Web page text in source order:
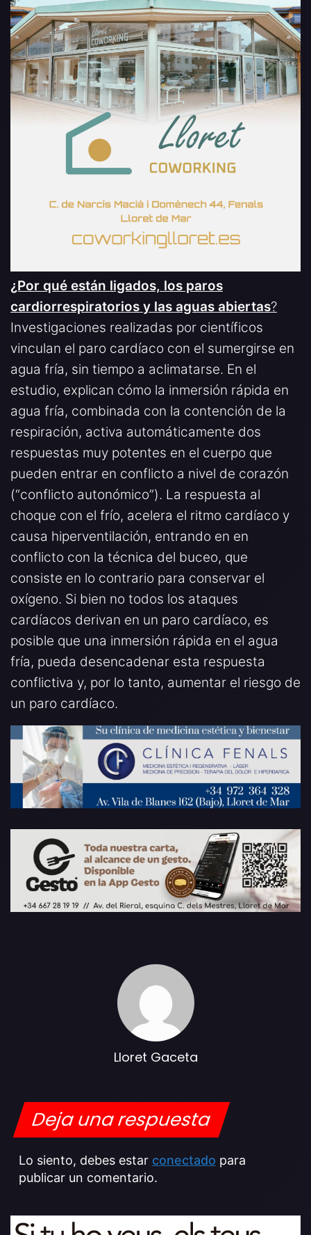
¿Por qué están ligados, los paros
cardiorrespiratorios y las aguas abiertas?
Investigaciones realizadas por científicos
vinculan el paro cardíaco con el sumergirse en
agua fría, sin tiempo a aclimatarse. En el
estudio, explican cómo la inmersión rápida en
agua fría, combinada con la contención de la
respiración, activa automáticamente dos
respuestas muy potentes en el cuerpo que
pueden entrar en conflicto a nivel de corazón
(“conflicto autonómico”). La respuesta al
choque con el frío, acelera el ritmo cardíaco y
causa hiperventilación, entrando en en
conflicto con la técnica del buceo, que
consiste en lo contrario para conservar el
oxígeno. Si bien no todos los ataques
cardíacos derivan en un paro cardíaco, es
posible que una inmersión rápida en el agua
fría, pueda desencadenar esta respuesta
conflictiva y, por lo tanto, aumentar el riesgo de
un paro cardíaco.
Lloret Gaceta
Deja una respuesta
Lo siento, debes estar conectado para
publicar un comentario.